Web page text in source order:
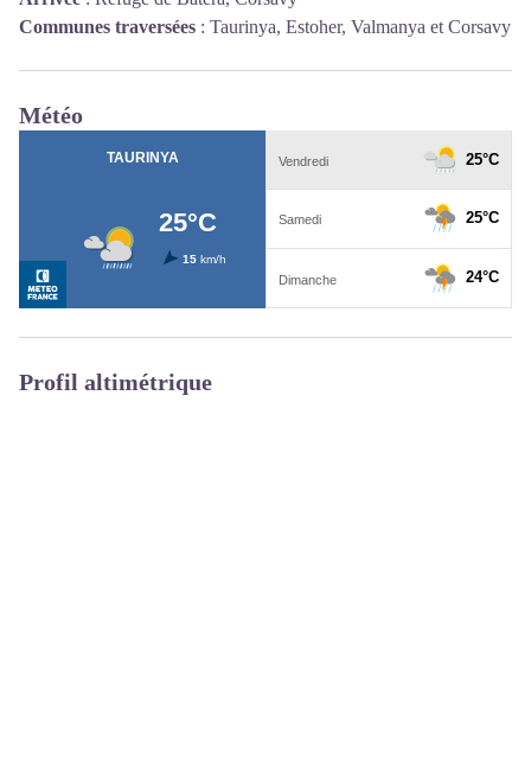
Communes traversées : Taurinya, Estoher, Valmanya et Corsavy
Météo
Profil altimétrique